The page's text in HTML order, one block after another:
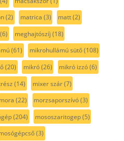
(2) matrica (3) matt(2)
(6) meghajtószíj (18)
(61) mikrohullámú sütő(108)
(20) mikró(26) mikró izzó(6)
(14) mixer szár(7)
mora (22) morzsaporszívó(3)
(204) mososzaritogep(5)
(3)